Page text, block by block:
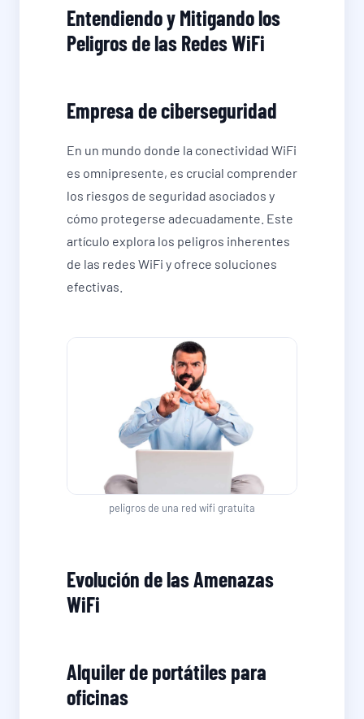
Entendiendo y Mitigando los
Peligros de las Redes WiFi
Empresa de ciberseguridad
En un mundo donde la conectividad WiFi
es omnipresente, es crucial comprender
los riesgos de seguridad asociados y
cómo protegerse adecuadamente. Este
artículo explora los peligros inherentes
de las redes WiFi y ofrece soluciones
efectivas.
peligros de una red wifi gratuita
Evolución de las Amenazas
WiFi
Alquiler de portátiles para
oficinas